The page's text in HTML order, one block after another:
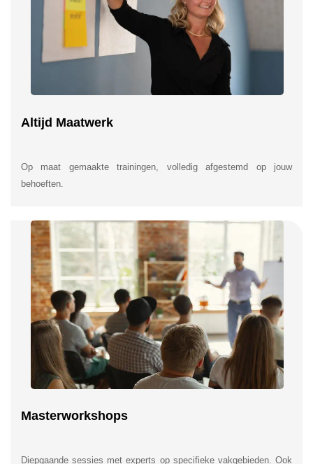
Altijd Maatwerk
Op maat gemaakte trainingen, volledig afgestemd op jouw
behoeften.
Masterworkshops
Diepgaande sessies met experts op specifieke vakgebieden. Ook